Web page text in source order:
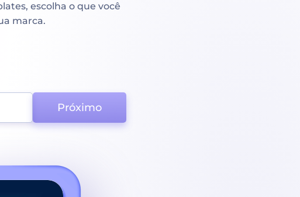
escolha o que você
marca.
Próximo